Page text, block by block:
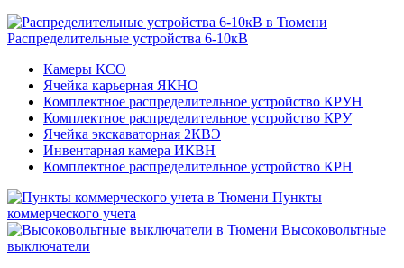
Распределительные устройства 6-10кВ
Камеры КСО
Ячейка карьерная ЯКНО
Комплектное распределительное устройство КРУН
Комплектное распределительное устройство КРУ
Ячейка экскаваторная 2КВЭ
Инвентарная камера ИКВН
Комплектное распределительное устройство КРН
Пункты
коммерческого учета
Высоковольтные
выключатели